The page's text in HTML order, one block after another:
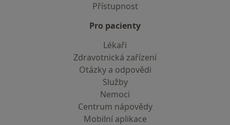
Přístupnost
Pro pacienty
Lékaři
Zdravotnická zařízení
Otázky a odpovědi
Služby
Nemoci
Centrum nápovědy
Mobilní aplikace